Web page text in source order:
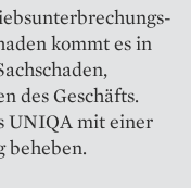
kommt es in
des Geschäfts.
UNIQA mit einer
beheben.